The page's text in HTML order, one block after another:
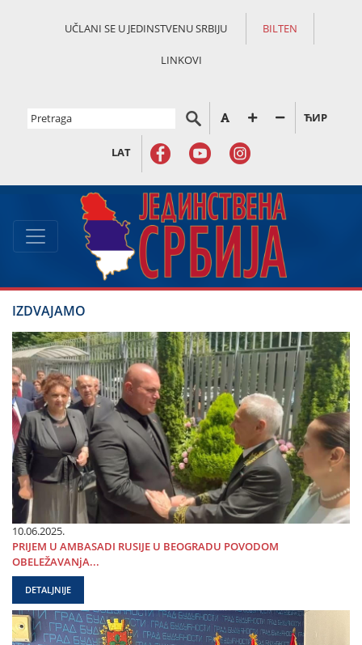
UČLANI SE U JEDINSTVENU SRBIJU BILTEN
LINKOVI
ЋИР
LAT
IZDVAJAMO
10.06.2025.
PRIЈEM U AMBASADI RUSIЈE U BEOGRADU POVODOM
OBELEŽAVANjA...
DETALJNIJE